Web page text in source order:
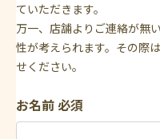
ていただきます。
万一、店舗よりご連絡が無
性が考えられます。その際
せください。
お名前必須